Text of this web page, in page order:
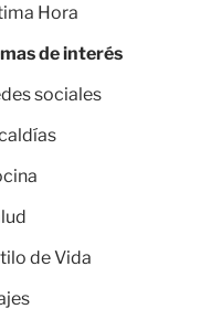
Hora
de interés
sociales
de Vida